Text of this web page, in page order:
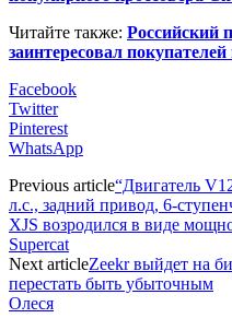
Читайте также: Российский
заинтересовал
Facebook
Twitter
Pinterest
WhatsApp
Previous article“Двигатель
л.с., задний привод, 6-
XJS возродился в виде
Supercat
Next articleZeekr выйдет на
перестать быть убыточным
Олеся